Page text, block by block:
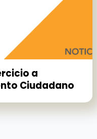
a
Ciudadano